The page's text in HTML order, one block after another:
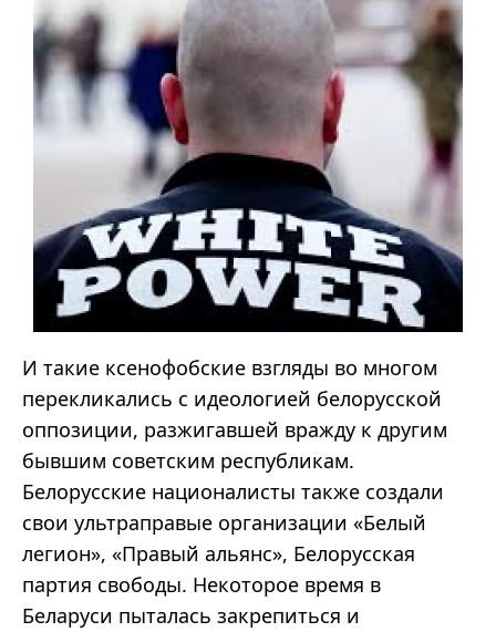
И такие ксенофобские взгляды во многом
перекликались с идеологией белорусской
оппозиции, разжигавшей вражду к другим
бывшим советским республикам.
Белорусские националисты также создали
свои ультраправые организации «Белый
легион», «Правый альянс», Белорусская
партия свободы. Некоторое время в
Беларуси пыталась закрепиться и